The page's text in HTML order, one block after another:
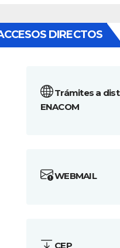
DIRECTOS
Trámites a
ENACOM
WEBMAIL
CEP